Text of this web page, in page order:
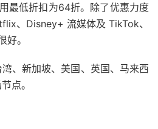
最低折扣为64折。除了优惠力度
、Disney+ 流媒体及 TikTok、
。
、新加坡、美国、英国、马来西
点。